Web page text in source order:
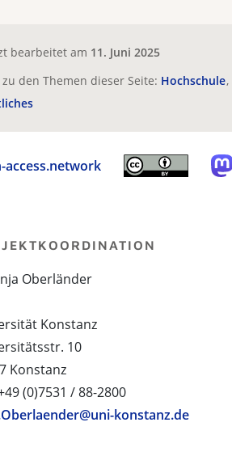
bearbeitet am 11. Juni 2025
den Themen dieser Seite: Hochschule
access.network
Oberländer
Konstanz
10
Konstanz
(0)7531 / 88-2800
konstanz.de